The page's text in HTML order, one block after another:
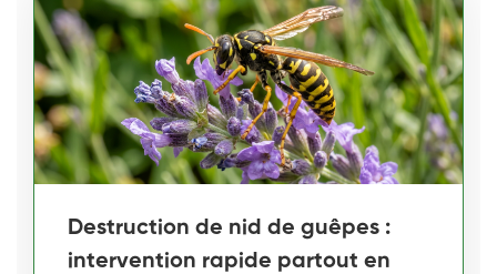
Destruction de nid de guêpes :
intervention rapide partout en